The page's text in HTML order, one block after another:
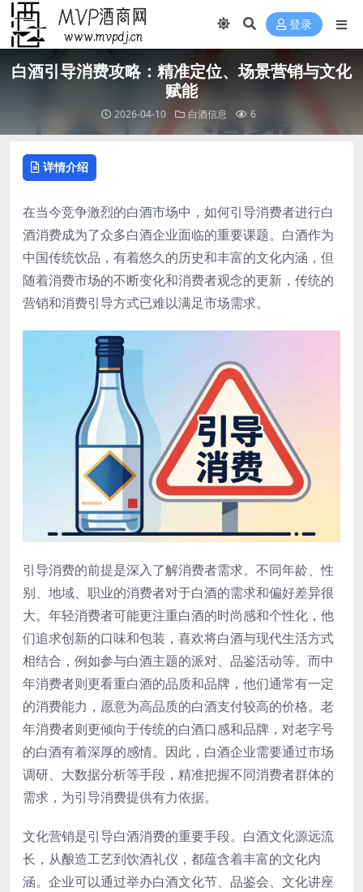
登录
白酒引导消费攻略：精准定位、场景营销与文化
赋能
2026-04-10 白酒信息 6
详情介绍
在当今竞争激烈的白酒市场中，如何引导消费者进行白
酒消费成为了众多白酒企业面临的重要课题。白酒作为
中国传统饮品，有着悠久的历史和丰富的文化内涵，但
随着消费市场的不断变化和消费者观念的更新，传统的
营销和消费引导方式已难以满足市场需求。
引导消费的前提是深入了解消费者需求。不同年龄、性
别、地域、职业的消费者对于白酒的需求和偏好差异很
大。年轻消费者可能更注重白酒的时尚感和个性化，他
们追求创新的口味和包装，喜欢将白酒与现代生活方式
相结合，例如参与白酒主题的派对、品鉴活动等。而中
年消费者则更看重白酒的品质和品牌，他们通常有一定
的消费能力，愿意为高品质的白酒支付较高的价格。老
年消费者则更倾向于传统的白酒口感和品牌，对老字号
的白酒有着深厚的感情。因此，白酒企业需要通过市场
调研、大数据分析等手段，精准把握不同消费者群体的
需求，为引导消费提供有力依据。
文化营销是引导白酒消费的重要手段。白酒文化源远流
长，从酿造工艺到饮酒礼仪，都蕴含着丰富的文化内
涵。企业可以通过举办白酒文化节、品鉴会、文化讲座